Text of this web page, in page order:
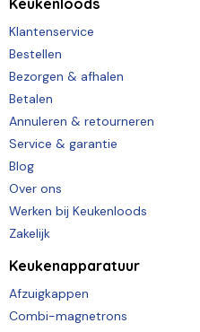
Keukenloods
Klantenservice
Bestellen
Bezorgen & afhalen
Betalen
Annuleren & retourneren
Service & garantie
Blog
Over ons
Werken bij Keukenloods
Zakelijk
Keukenapparatuur
Afzuigkappen
Combi-magnetrons